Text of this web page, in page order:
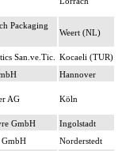
Packaging
Weert (NL)
San.ve.Tic.
Kocaeli (TUR)
Hannover
AG Köln
GmbH
Ingolstadt
GmbH
Norderstedt